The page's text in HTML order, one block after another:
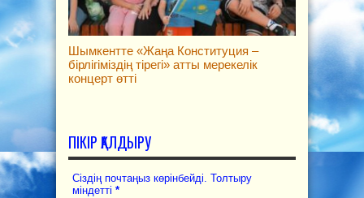
Шымкентте «Жаңа Конституция –
бірлігіміздің тірегі» атты мерекелік
концерт өтті
ПІКІР ҚАЛДЫРУ
Сіздің почтаңыз көрінбейді. Толтыру
міндетті *